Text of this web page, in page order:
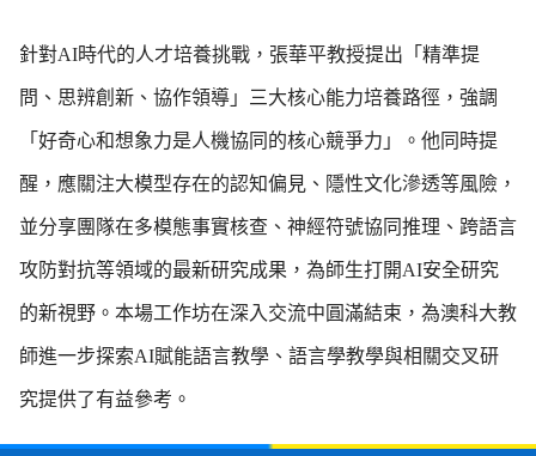
針對AI時代的人才培養挑戰，張華平教授提出「精準提
問、思辨創新、協作領導」三大核心能力培養路徑，強調
「好奇心和想象力是人機協同的核心競爭力」。他同時提
醒，應關注大模型存在的認知偏見、隱性文化滲透等風險，
並分享團隊在多模態事實核查、神經符號協同推理、跨語言
攻防對抗等領域的最新研究成果，為師生打開AI安全研究
的新視野。本場工作坊在深入交流中圓滿結束，為澳科大教
師進一步探索AI賦能語言教學、語言學教學與相關交叉研
究提供了有益參考。